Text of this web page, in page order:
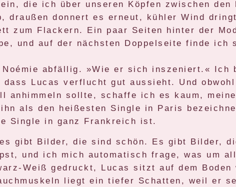
die ich über unseren Köpfen zwischen den
draußen donnert es erneut, kühler Wind
zum Flackern. Ein paar Seiten hinter der
und auf der nächsten Doppelseite finde ich
abfällig. »Wie er sich inszeniert.« Ich
Lucas verflucht gut aussieht. Und
anhimmeln sollte, schaffe ich es kaum,
als den heißesten Single in Paris
Single in ganz Frankreich ist.
gibt Bilder, die sind schön. Es gibt Bilder,
und ich mich automatisch frage, was um
Weiß gedruckt, Lucas sitzt auf dem Boden
liegt ein tiefer Schatten, weil er